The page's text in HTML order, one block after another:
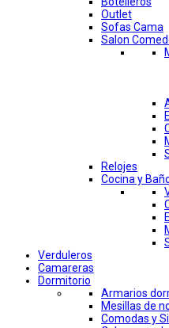
Outlet
Sofas Cama
Salon
Relojes
Cocina y
Verduleros
Camareras
Dormitorio
Armarios
Mesillas de
Comodas y